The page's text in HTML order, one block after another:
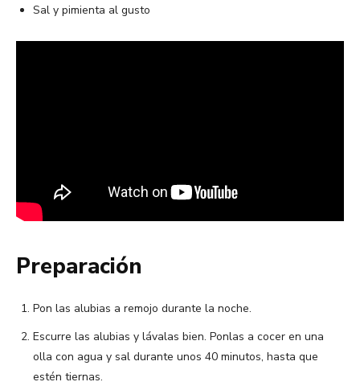
Sal y pimienta al gusto
Preparación
Pon las alubias a remojo durante la noche.
Escurre las alubias y lávalas bien. Ponlas a cocer en una
olla con agua y sal durante unos 40 minutos, hasta que
estén tiernas.